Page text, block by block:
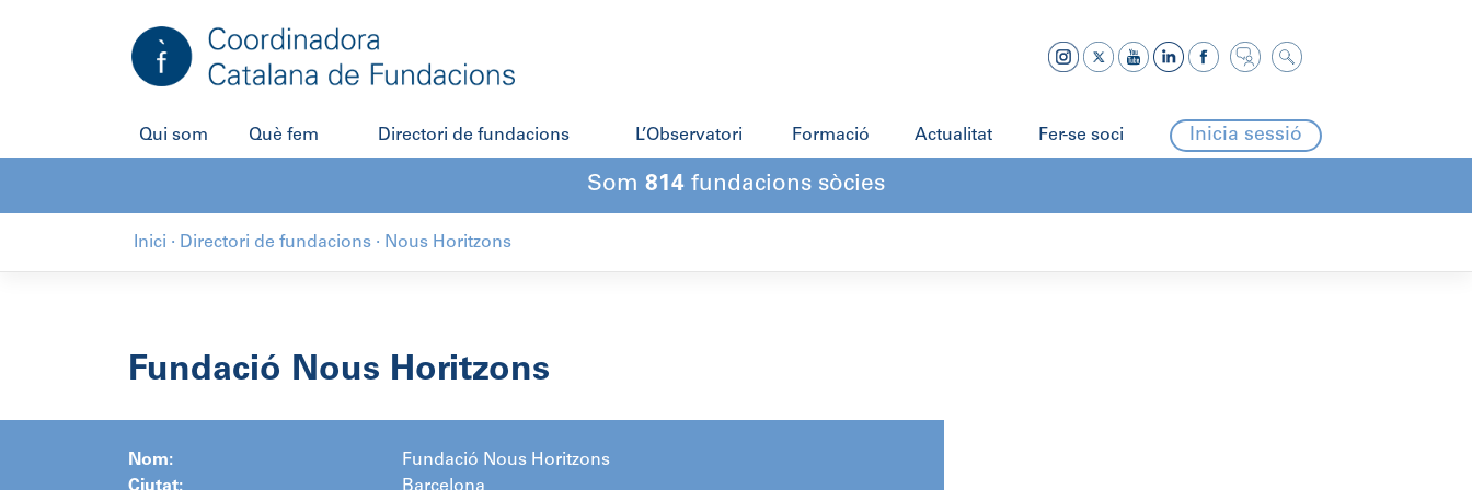
Qui som Què fem Directori de fundacions L’Observatori Formació Actualitat Fer-se soci Inicia sessió
Som 814 fundacions sòcies
Inici · Directori de fundacions · Nous Horitzons
Fundació Nous Horitzons
Nom:
Fundació Nous Horitzons